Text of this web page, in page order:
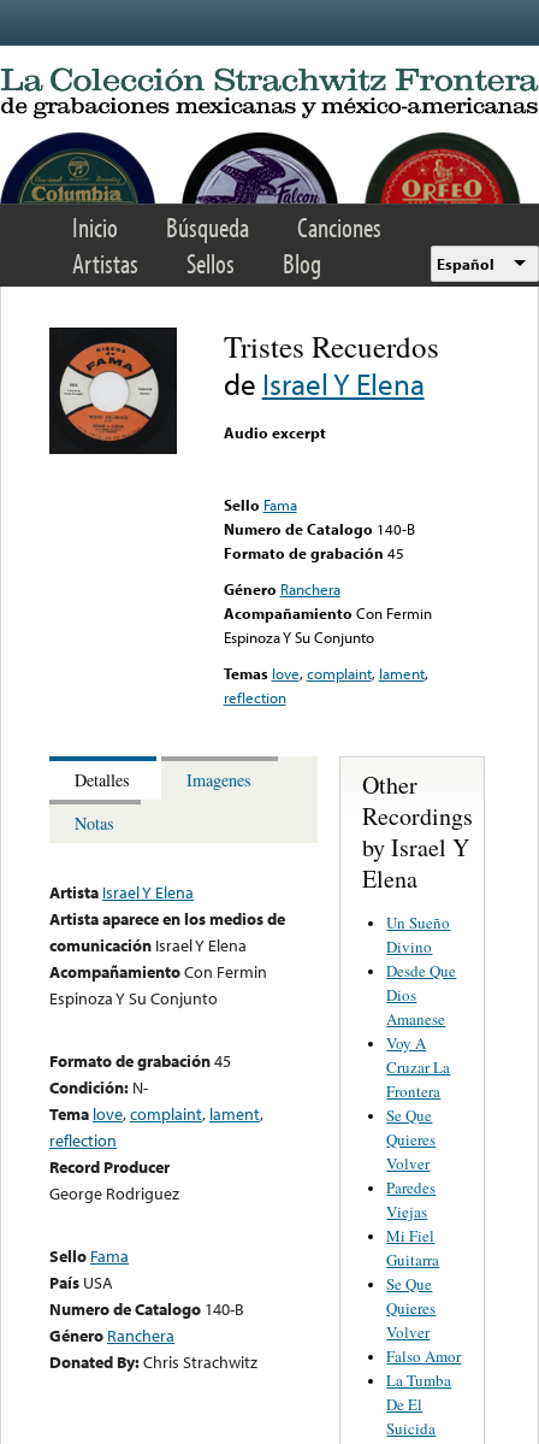
Inicio Búsqueda
Canciones
Artistas
Sellos Blog Español
Tristes Recuerdos
de Israel Y Elena
Audio excerpt
Sello Fama
Numero de Catalogo 140-B
Formato de grabación 45
Género Ranchera
Acompañamiento Con Fermin
Espinoza Y Su Conjunto
Temas love,complaint, lament,
reflection
Detalles
Imagenes
Notas
Artista Israel Y Elena
Artista aparece en los medios de
comunicación Israel Y Elena
AcompañamientoCon Fermin
Espinoza Y Su Conjunto
Formato de grabación45
Condición: N-
Tema love,complaint, lament,
reflection
Record Producer
George Rodriguez
Sello Fama
País USA
Numero de Catalogo 140-B
Género Ranchera
Donated By:Chris Strachwitz
Other
Recordings
by Israel Y
Elena
Un Sueño
Divino
Desde Que
Dios
Amanese
Voy A
Cruzar La
Frontera
Se Que
Quieres
Volver
Paredes
Viejas
Mi Fiel
Guitarra
Se Que
Quieres
Volver
Falso Amor
La Tumba
De El
Suicida